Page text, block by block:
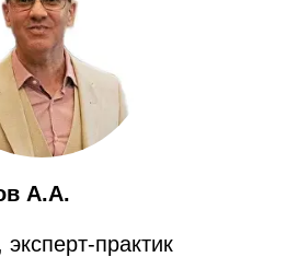
А.А.
практик